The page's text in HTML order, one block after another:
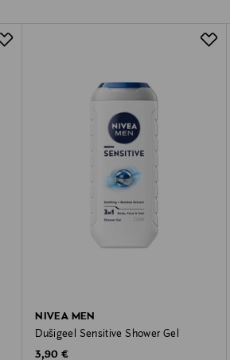
NIVEA MEN
Dušigeel Sensitive Shower Gel
Original Price
3,90 €